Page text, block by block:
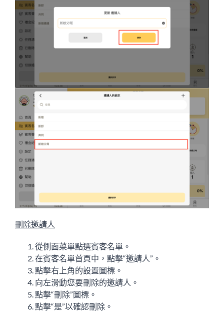
刪除邀請人
從側面菜單點選賓客名單。
在賓客名單首頁中，點擊“邀請人”。
點擊右上角的設置圖標。
向左滑動您要刪除的邀請人。
點擊“刪除”圖標。
點擊“是”以確認刪除。